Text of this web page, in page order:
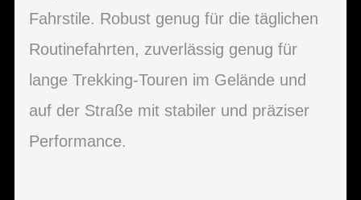
Fahrstile. Robust genug für die täglichen
Routinefahrten, zuverlässig genug für
lange Trekking-Touren im Gelände und
auf der Straße mit stabiler und präziser
Performance.